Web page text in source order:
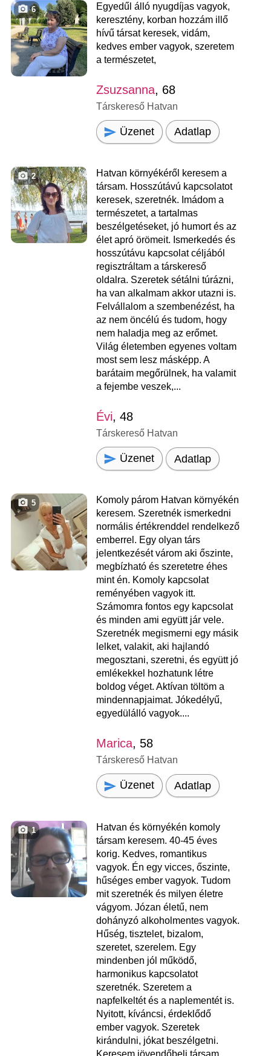
6
Egyedűl álló nyugdíjas vagyok,
keresztény, korban hozzám illő
hívű társat keresek, vidám,
kedves ember vagyok, szeretem
a természetet,
Zsuzsanna, 68
Társkereső Hatvan
Üzenet Adatlap
2
Hatvan környékéről keresem a
társam. Hosszútávú kapcsolatot
keresek, szeretnék. Imádom a
természetet, a tartalmas
beszélgetéseket, jó humort és az
élet apró örömeit. Ismerkedés és
hosszútávu kapcsolat céljából
regisztráltam a társkereső
oldalra. Szeretek sétálni túrázni,
ha van alkalmam akkor utazni is.
Felvállalom a szembenézést, ha
az nem öncélú és tudom, hogy
nem haladja meg az erőmet.
Világ életemben egyenes voltam
most sem lesz másképp. A
barátaim megőrülnek, ha valamit
a fejembe veszek,...
Évi, 48
Társkereső Hatvan
Üzenet Adatlap
5
Komoly párom Hatvan környékén
keresem. Szeretnék ismerkedni
normális értékrenddel rendelkező
emberrel. Egy olyan társ
jelentkezését várom aki őszinte,
megbízható és szeretetre éhes
mint én. Komoly kapcsolat
reményében vagyok itt.
Számomra fontos egy kapcsolat
és minden ami együtt jár vele.
Szeretnék megismerni egy másik
lelket, valakit, aki hajlandó
megosztani, szeretni, és együtt jó
emlékekkel hozhatunk létre
boldog véget. Aktívan töltöm a
mindennapjaimat. Jókedélyű,
egyedülálló vagyok....
Marica, 58
Társkereső Hatvan
Üzenet Adatlap
1
Hatvan és környékén komoly
társam keresem. 40-45 éves
korig. Kedves, romantikus
vagyok. Én egy vicces, őszinte,
hűséges ember vagyok. Tudom
mit szeretnék és milyen életre
vágyom. Józan életű, nem
dohányzó alkoholmentes vagyok.
Hűség, tisztelet, bizalom,
szeretet, szerelem. Egy
mindenben jól működő,
harmonikus kapcsolatot
szeretnék. Szeretem a
napfelkeltét és a naplementét is.
Nyitott, kíváncsi, érdeklődő
ember vagyok. Szeretek
kirándulni, jókat beszélgetni.
Keresem jövendőbeli társam.